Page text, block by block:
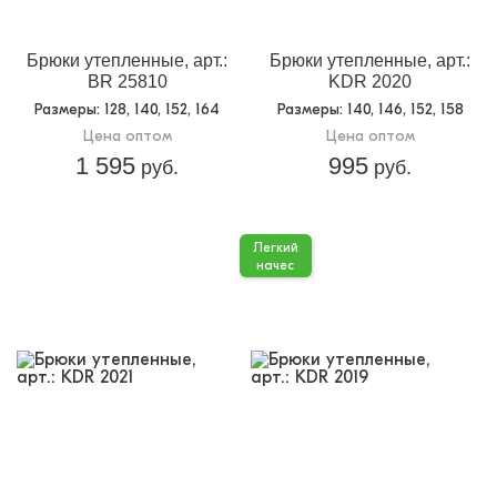
Брюки утепленные, арт.:
BR 25810
Размеры: 128, 140, 152, 164
Цена оптом
1 595 руб.
Брюки утепленные, арт.:
KDR 2020
Размеры: 140, 146, 152, 158
Цена оптом
995 руб.
Легкий
начес